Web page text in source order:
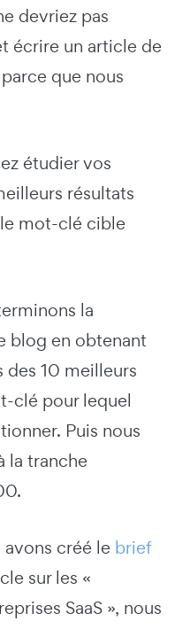
devriez pas
écrire un article de
que nous
étudier vos
résultats
mot-clé cible
la
blog en obtenant
10 meilleurs
clé pour lequel
Puis nous
la tranche
créé le brief
sur les «
SaaS », nous